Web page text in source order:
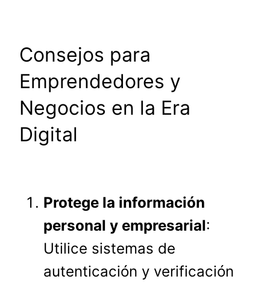
Consejos para
Emprendedores y
Negocios en la Era
Digital
Protege la información
personal y empresarial:
Utilice sistemas de
autenticación y verificación